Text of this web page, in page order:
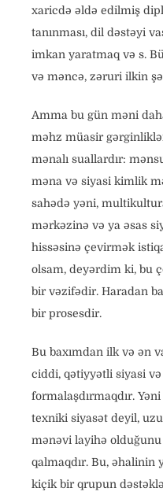
xaricdə əldə edilmiş
tanınması, dil dəstəyi
imkan yaratmaq və s.
və məncə, zəruri ilkin
Amma bu gün məni
məhz müasir
mənalı suallardır:
məna və siyasi kimlik
sahədə yəni,
mərkəzinə və ya əsas
hissəsinə çevirmək
olsam, deyərdim ki, bu
bir vəzifədir. Haradan
bir prosesdir.
Bu baxımdan ilk və ən
ciddi, qətiyyətli siyasi
formalaşdırmaqdır.
texniki siyasət deyil,
mənəvi layihə
qalmaqdır. Bu, əhalinin
kiçik bir qrupun